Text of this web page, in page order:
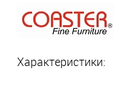
Характеристики: